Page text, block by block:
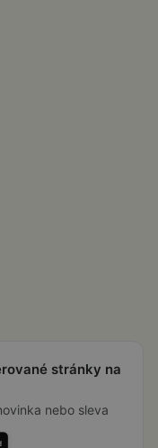
stránky na
nebo sleva